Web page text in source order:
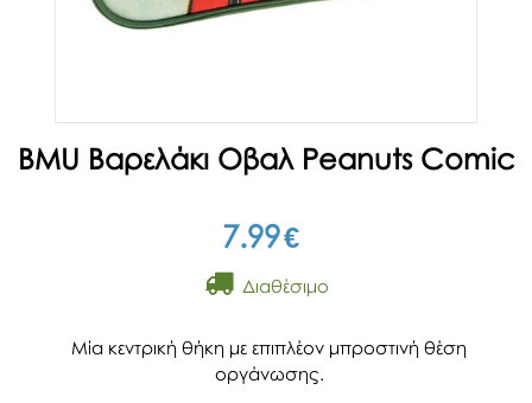
BMU Βαρελάκι Οβαλ Peanuts Comic
7.99€
Διαθέσιμο
Μία κεντρική θήκη με επιπλέον μπροστινή θέση
οργάνωσης.